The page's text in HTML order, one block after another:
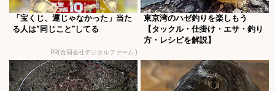
「宝くじ、運じゃなかった」当た
る人は“同じこと”してる
PR(合同会社デジタルファーム )
東京湾のハゼ釣りを楽しもう
【タックル・仕掛け・エサ・釣り
方・レシピを解説】